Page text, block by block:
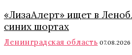
«ЛизаАлерт» ищет в
синих шортах
Ленинградская область 07.08.2026